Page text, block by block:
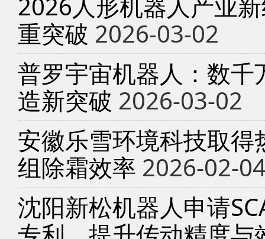
重突破 2026-03-02
普罗宇宙机器人：数
造新突破 2026-03-02
安徽乐雪环境科技取
组除霜效率 2026-02-
沈阳新松机器人申请